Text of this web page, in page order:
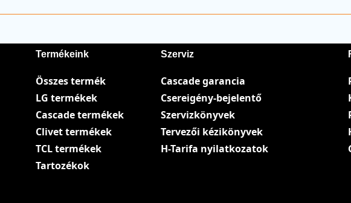
Termékeink
Összes termék
LG termékek
Cascade termékek
Clivet termékek
TCL termékek
Tartozékok
Szerviz
Cascade garancia
Csereigény-bejelentő
Szervizkönyvek
Tervezői kézikönyvek
H-Tarifa nyilatkozatok